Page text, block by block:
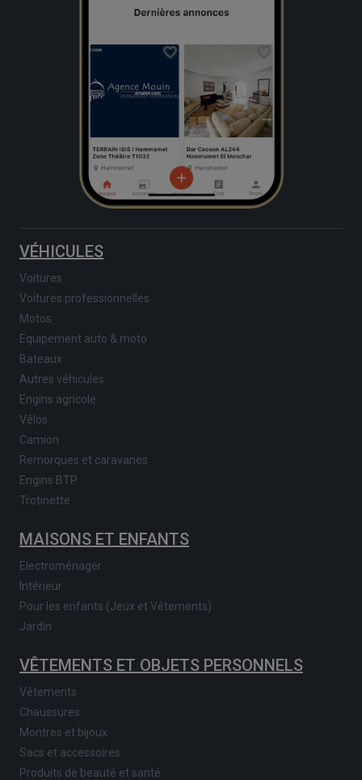
VÉHICULES
Voitures
Voitures professionnelles
Motos
Equipement auto & moto
Bateaux
Autres véhicules
Engins agricole
Vélos
Camion
Remorques et caravanes
Engins BTP
Trotinette
MAISONS ET ENFANTS
Electroménager
Intérieur
Pour les enfants (Jeux et Vêtements)
Jardin
VÊTEMENTS ET OBJETS PERSONNELS
Vêtements
Chaussures
Montres et bijoux
Sacs et accessoires
Produits de beauté et santé